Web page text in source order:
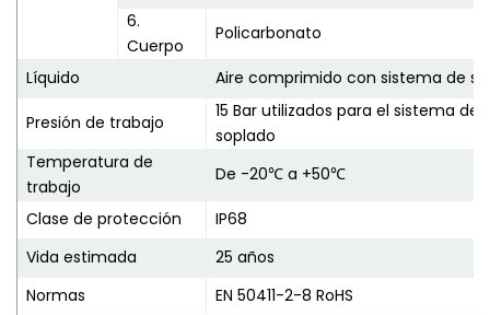
6.
Cuerpo
Policarbonato
Líquido Aire comprimido con sistema de
Presión de trabajo
15 Bar utilizados para el sistema de
soplado
Temperatura de
trabajo
De -20℃ a +50℃
Clase de protección
IP68
Vida estimada
25 años
Normas
EN 50411-2-8 RoHS